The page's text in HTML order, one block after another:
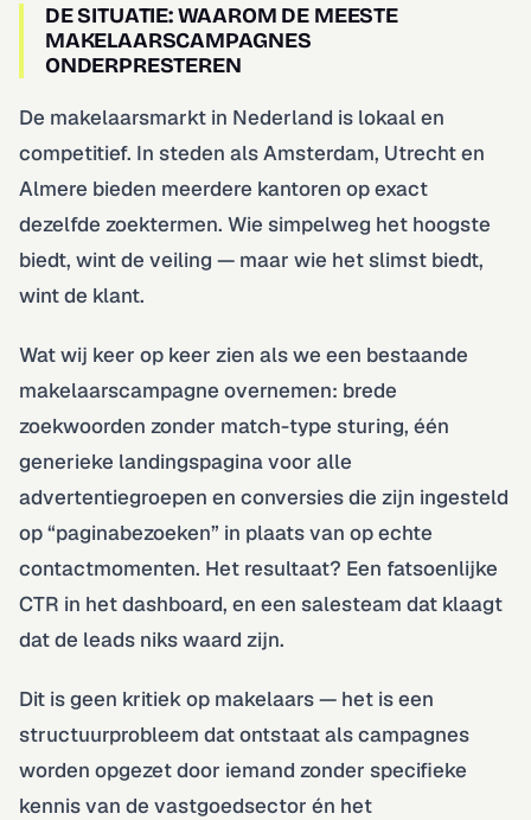
DE SITUATIE: WAAROM DE MEESTE
MAKELAARSCAMPAGNES
ONDERPRESTEREN
De makelaarsmarkt in Nederland is lokaal en
competitief. In steden als Amsterdam, Utrecht en
Almere bieden meerdere kantoren op exact
dezelfde zoektermen. Wie simpelweg het hoogste
biedt, wint de veiling — maar wie het slimst biedt,
wint de klant.
Wat wij keer op keer zien als we een bestaande
makelaarscampagne overnemen: brede
zoekwoorden zonder match-type sturing, één
generieke landingspagina voor alle
advertentiegroepen en conversies die zijn ingesteld
op “paginabezoeken” in plaats van op echte
contactmomenten. Het resultaat? Een fatsoenlijke
CTR in het dashboard, en een salesteam dat klaagt
dat de leads niks waard zijn.
Dit is geen kritiek op makelaars — het is een
structuurprobleem dat ontstaat als campagnes
worden opgezet door iemand zonder specifieke
kennis van de vastgoedsector én het